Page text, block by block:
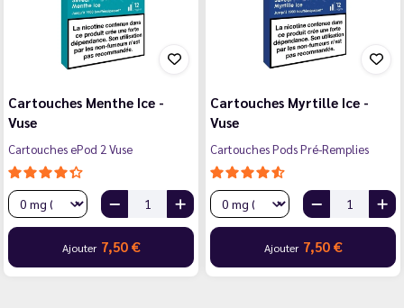
Cartouches Menthe Ice -
Vuse
Cartouches ePod 2 Vuse
Ajouter 7,50 €
Cartouches Myrtille Ice -
Vuse
Cartouches Pods Pré-Remplies
Ajouter 7,50 €